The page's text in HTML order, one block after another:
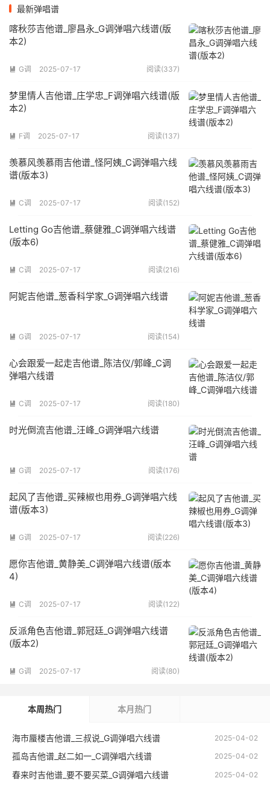
最新弹唱谱
喀秋莎吉他谱_廖昌永_G调弹唱六线谱(版
本2)
 G调 2025-07-17 阅读(337)
梦里情人吉他谱_庄学忠_F调弹唱六线谱(版
本2)
 F调 2025-07-17 阅读(137)
羡慕风羡慕雨吉他谱_怪阿姨_C调弹唱六线
谱(版本3)
 C调 2025-07-17 阅读(152)
Letting Go吉他谱_蔡健雅_C调弹唱六线谱
(版本6)
 C调 2025-07-17 阅读(216)
阿妮吉他谱_葱香科学家_G调弹唱六线谱
 G调 2025-07-17 阅读(154)
心会跟爱一起走吉他谱_陈洁仪/郭峰_C调
弹唱六线谱
 C调 2025-07-17 阅读(180)
时光倒流吉他谱_汪峰_G调弹唱六线谱
 G调 2025-07-17 阅读(176)
起风了吉他谱_买辣椒也用券_G调弹唱六线
谱(版本3)
 G调 2025-07-17 阅读(226)
愿你吉他谱_黄静美_C调弹唱六线谱(版本
4)
 C调 2025-07-17 阅读(122)
反派角色吉他谱_郭冠廷_G调弹唱六线谱
(版本2)
 G调 2025-07-17 阅读(80)
本周热门 本月热门
2025-04-02
海市蜃楼吉他谱_三叔说_G调弹唱六线谱
2025-04-02
孤岛吉他谱_赵二如一_C调弹唱六线谱
2025-04-02
春来时吉他谱_要不要买菜_G调弹唱六线谱